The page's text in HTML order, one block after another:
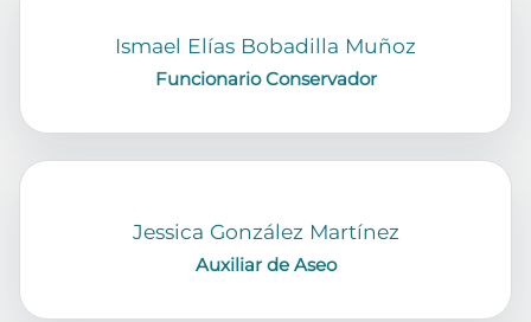
Ismael Elías Bobadilla Muñoz
Funcionario Conservador
Jessica González Martínez
Auxiliar de Aseo